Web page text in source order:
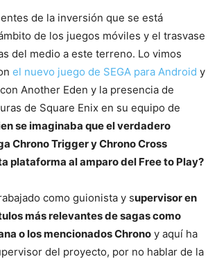
de la inversión que se está
de los juegos móviles y el trasvase
del medio a este terreno. Lo vimos
el nuevo juego de SEGA para Android y
Another Eden y la presencia de
de Square Enix en su equipo de
se imaginaba que el verdadero
Chrono Trigger y Chrono Cross
plataforma al amparo del Free to Play?
como guionista y supervisor en
más relevantes de sagas como
o los mencionados Chrono y aquí ha
del proyecto, por no hablar de la